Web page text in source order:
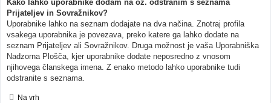
Kako lahko uporabnike dodam na oz. odstranim s seznama
Prijateljev in Sovražnikov?
Uporabnike lahko na seznam dodajate na dva načina. Znotraj profila
vsakega uporabnika je povezava, preko katere ga lahko dodate na
seznam Prijateljev ali Sovražnikov. Druga možnost je vaša Uporabniška
Nadzorna Plošča, kjer uporabnike dodate neposredno z vnosom
njihovega članskega imena. Z enako metodo lahko uporabnike tudi
odstranite s seznama.
Na vrh